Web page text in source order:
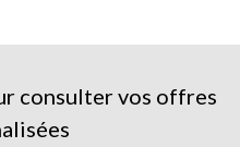
d'une armoire?
des charnières et des boutons ou
consulter vos offres